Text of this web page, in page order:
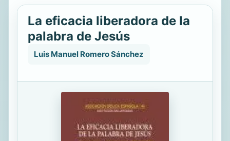
La eficacia liberadora de la
palabra de Jesús
Luis Manuel Romero Sánchez